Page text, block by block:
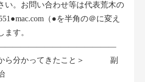
い。お問い合わせ等は代表荒木の
（●を半角の＠に変え
ます。
から分かってきたこと＞ 副